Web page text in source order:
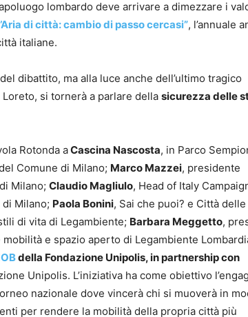
lombardo deve arrivare a dimezzare i
di città: cambio di passo cercasi”, l’annuale
italiane.
dibattito, ma alla luce anche dell’ultimo tragico
si tornerà a parlare della sicurezza delle
Rotonda aCascina Nascosta, in Parco
Comune di Milano; Marco Mazzei, presidente
Milano; Claudio Magliulo, Head of Italy
Milano; Paola Bonini, Sai che puoi? e Città delle
di vita di Legambiente; Barbara Meggetto,
e spazio aperto di Legambiente
della Fondazione Unipolis, in partnership con
Unipolis. L’iniziativa ha come obiettivo
nazionale dove vincerà chi si muoverà in
per rendere la mobilità della propria città più